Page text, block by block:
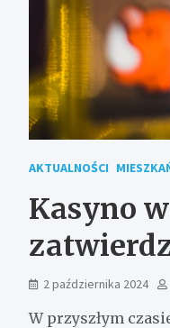
AKTUALNOŚCI
Kasyno
2 października 2024
W przyszłym